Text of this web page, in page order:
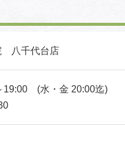
八千代台店
19:00 (水・金 20:00迄)